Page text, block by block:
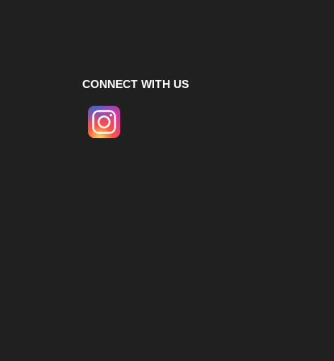
CONNECT WITH US